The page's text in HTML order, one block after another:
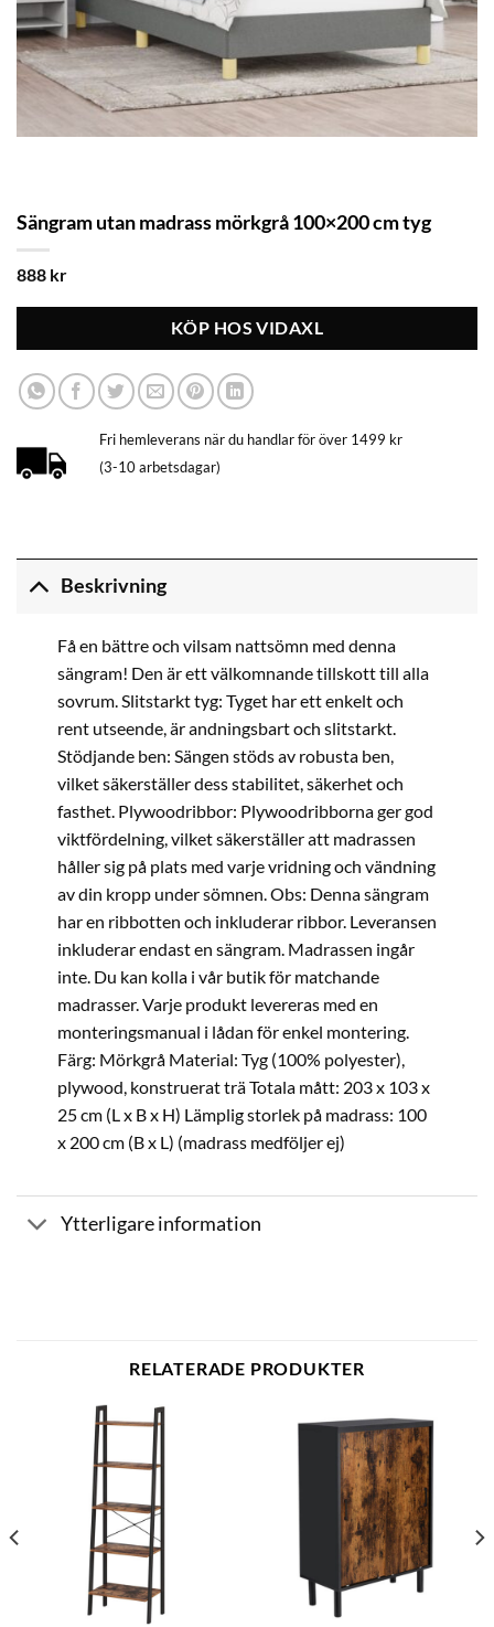
Sängram utan madrass mörkgrå 100×200 cm tyg
888 kr
KÖP HOS VIDAXL
Fri hemleverans när du handlar för över 1499 kr
(3-10 arbetsdagar)
Beskrivning
Få en bättre och vilsam nattsömn med denna
sängram! Den är ett välkomnande tillskott till alla
sovrum. Slitstarkt tyg: Tyget har ett enkelt och
rent utseende, är andningsbart och slitstarkt.
Stödjande ben: Sängen stöds av robusta ben,
vilket säkerställer dess stabilitet, säkerhet och
fasthet. Plywoodribbor: Plywoodribborna ger god
viktfördelning, vilket säkerställer att madrassen
håller sig på plats med varje vridning och vändning
av din kropp under sömnen. Obs: Denna sängram
har en ribbotten och inkluderar ribbor. Leveransen
inkluderar endast en sängram. Madrassen ingår
inte. Du kan kolla i vår butik för matchande
madrasser. Varje produkt levereras med en
monteringsmanual i lådan för enkel montering.
Färg: Mörkgrå Material: Tyg (100% polyester),
plywood, konstruerat trä Totala mått: 203 x 103 x
25 cm (L x B x H) Lämplig storlek på madrass: 100
x 200 cm (B x L) (madrass medföljer ej)
Ytterligare information
RELATERADE PRODUKTER